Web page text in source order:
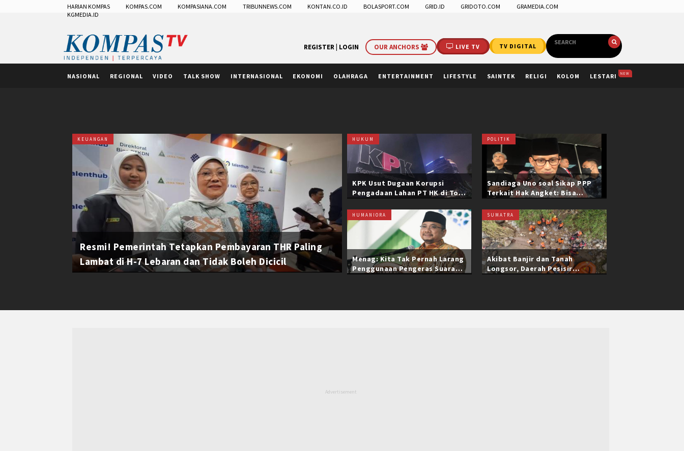
HARIAN KOMPAS KOMPAS.COM KOMPASIANA.COM TRIBUNNEWS.COM KONTAN.CO.ID BOLASPORT.COM GRID.ID GRIDOTO.COM
GRAMEDIA.COM
KGMEDIA.ID
LIVE TV TV DIGITAL
REGISTER | LOGIN OUR ANCHORS
NASIONAL REGIONAL VIDEO TALK SHOW INTERNASIONAL EKONOMI OLAHRAGA ENTERTAINMENT LIFESTYLE SAINTEK RELIGI KOLOM LESTARI NEW
KEUANGAN
Resmi! Pemerintah Tetapkan Pembayaran THR Paling
Lambat di H-7 Lebaran dan Tidak Boleh Dicicil
HUKUM
KPK Usut Dugaan Korupsi
Pengadaan Lahan PT HK di Tol
Belasan Miliar
POLITIK
Sandiaga Uno soal Sikap PPP
Terkait Hak Angket: Bisa
HUMANIORA
Menag: Kita Tak Pernah Larang
Penggunaan Pengeras Suara
SUMATRA
Akibat Banjir dan Tanah
Longsor, Daerah Pesisir